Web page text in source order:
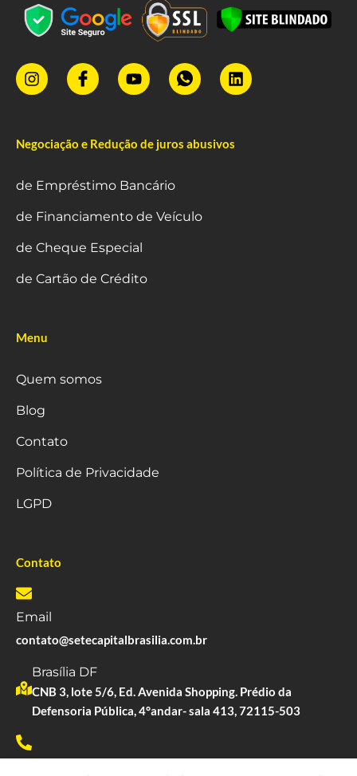
Negociação e Redução de juros abusivos
de Empréstimo Bancário
de Financiamento de Veículo
de Cheque Especial
de Cartão de Crédito
Menu
Quem somos
Blog
Contato
Política de Privacidade
LGPD
Contato
Email
contato@setecapitalbrasilia.com.br
Brasília DF
CNB 3, lote 5/6, Ed. Avenida Shopping. Prédio da
Defensoria Pública, 4°andar- sala 413, 72115-503